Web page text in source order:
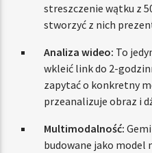
streszczenie wątku z
stworzyć z nich
Analiza wideo: To
wkleić link do 2-
zapytać o konkretny
przeanalizuje obraz i
Multimodalność:
budowane jako